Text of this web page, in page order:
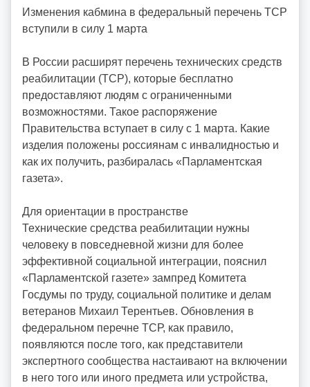
р
:
o
i
d
d
m
d
y
Изменения кабмина в федеральный перечень ТСР
вступили в силу 1 марта
В России расширят перечень технических средств
реабилитации (ТСР), которые бесплатно
предоставляют людям с ограниченными
возможностями. Такое распоряжение
Правительства вступает в силу с 1 марта. Какие
изделия положены россиянам с инвалидностью и
как их получить, разбиралась «Парламентская
газета».
Для ориентации в пространстве
Технические средства реабилитации нужны
человеку в повседневной жизни для более
эффективной социальной интеграции, пояснил
«Парламентской газете» зампред Комитета
Госдумы по труду, социальной политике и делам
ветеранов Михаил Терентьев. Обновления в
федеральном перечне ТСР, как правило,
появляются после того, как представители
экспертного сообщества настаивают на включении
в него того или иного предмета или устройства,